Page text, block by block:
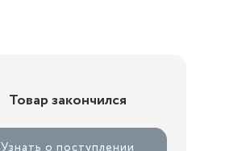
Товар закончился
Узнать о поступлении